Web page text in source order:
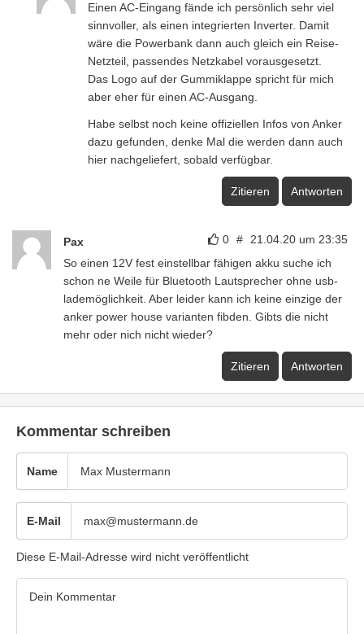
Einen AC-Eingang fände ich persönlich sehr viel
sinnvoller, als einen integrierten Inverter. Damit
wäre die Powerbank dann auch gleich ein Reise-
Netzteil, passendes Netzkabel vorausgesetzt.
Das Logo auf der Gummiklappe spricht für mich
aber eher für einen AC-Ausgang.
Habe selbst noch keine offiziellen Infos von Anker
dazu gefunden, denke Mal die werden dann auch
hier nachgeliefert, sobald verfügbar.
Zitieren Antworten
0 # 21.04.20 um 23:35
Pax
So einen 12V fest einstellbar fähigen akku suche ich
schon ne Weile für Bluetooth Lautsprecher ohne usb-
lademöglichkeit. Aber leider kann ich keine einzige der
anker power house varianten fibden. Gibts die nicht
mehr oder nich nicht wieder?
Zitieren Antworten
Kommentar schreiben
Name
E-Mail
Diese E-Mail-Adresse wird nicht veröffentlicht